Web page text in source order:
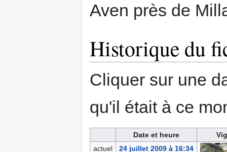
Aven près de
Historique du
Cliquer sur une
qu'il était à ce
Date et heure
actuel
24 juillet 2009 à 16:34